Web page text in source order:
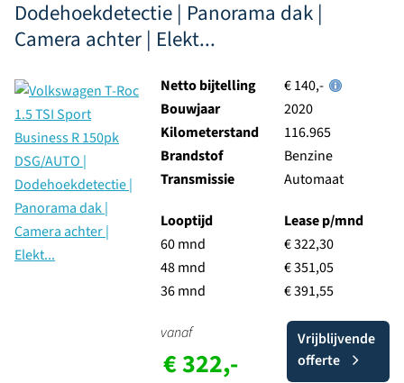
Dodehoekdetectie | Panorama dak |
Camera achter | Elekt...
Netto bijtelling
€ 140,-
Bouwjaar
2020
Kilometerstand
116.965
Brandstof
Benzine
Transmissie
Automaat
Looptijd
60 mnd
48 mnd
36 mnd
Lease p/mnd
€ 322,30
€ 351,05
€ 391,55
vanaf
€ 322,-
Vrijblijvende
offerte